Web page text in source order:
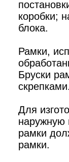
коробки;
блока.
Рамки,
Бруски
Для
наружную
рамки
рамки.